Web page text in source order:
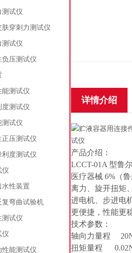
测试仪
穿刺力测试仪
测试仪
压测试仪
能测试仪
度测试仪
测试仪
压测试仪
度测试仪
仪
水性装置
弯曲试验机
测试仪
仪
能测试仪
详情介绍
产品介绍：
LCCT-01A 型鲁
医疗器械 6%（
离力、旋开扭矩
进电机、步进电
更便捷，性能更
技术参数：
轴向力量程 20N
扭矩量程